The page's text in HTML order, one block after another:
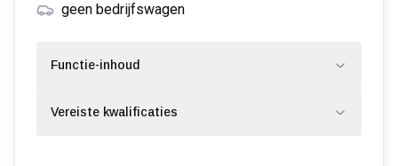
geen bedrijfswagen
Functie-inhoud
Vereiste kwalificaties